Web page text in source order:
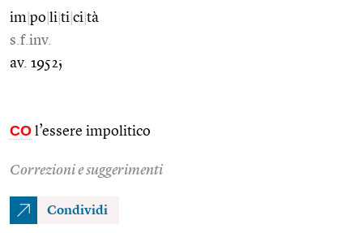
im po li ti ci tà
s.f.inv.
av. 1952;
CO l’essere impolitico
Correzioni e suggerimenti
Condividi